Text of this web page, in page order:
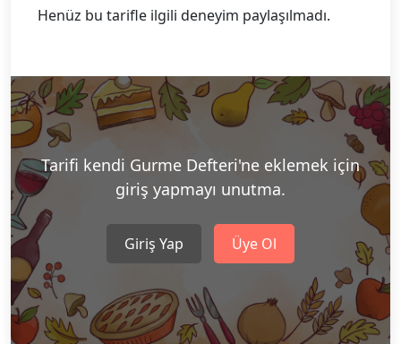
Henüz bu tarifle ilgili deneyim paylaşılmadı.
Tarifi kendi Gurme Defteri'ne eklemek için
giriş yapmayı unutma.
Giriş Yap Üye Ol